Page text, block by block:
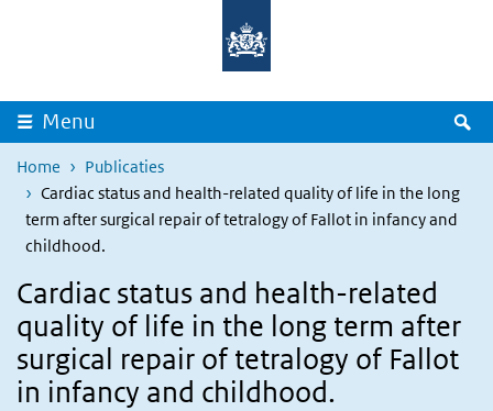
Overslaan en naar de inhoud gaan
Menu
Home
Publicaties
Cardiac status and health-related quality of life in the long
term after surgical repair of tetralogy of Fallot in infancy and
childhood.
Cardiac status and health-related
quality of life in the long term after
surgical repair of tetralogy of Fallot
in infancy and childhood.